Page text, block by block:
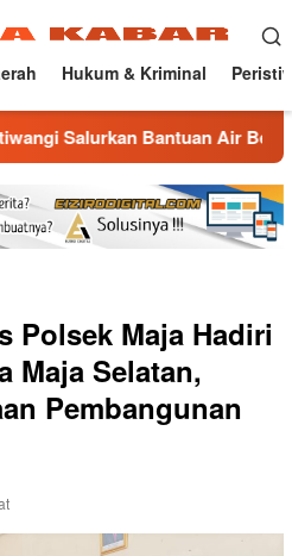
Hukum & Kriminal
Air Bersih untuk Warga
Polsek Maja Hadiri
Maja Selatan,
Pembangunan